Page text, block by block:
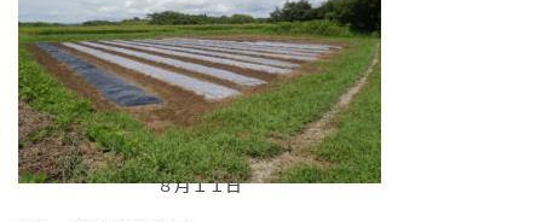
８月１１日